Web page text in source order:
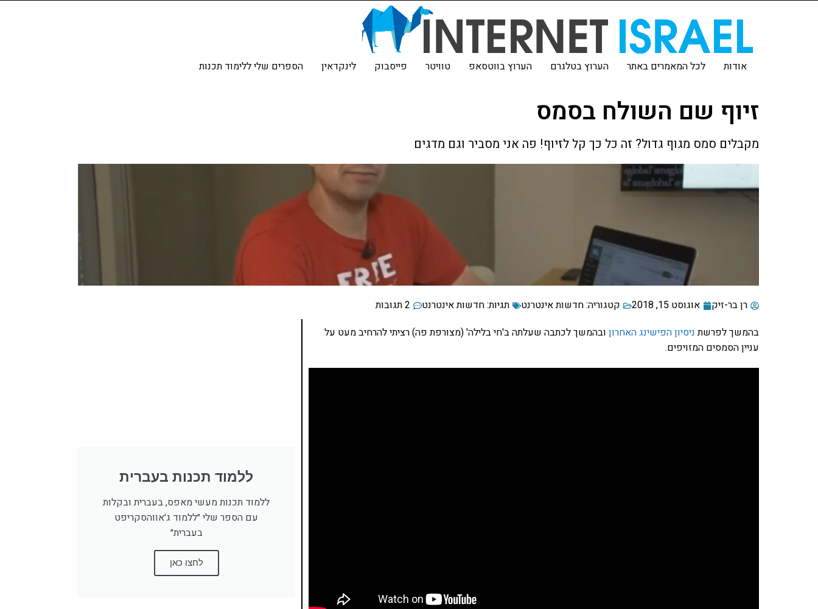
אודות לכל המאמרים באתר הערוץ בטלגרם הערוץ בווטסאפ טוויטר פייסבוק לינקדאין הספרים שלי ללימוד תכנות
זיוף שם השולח בסמס
מקבלים סמס מגוף גדול? זה כל כך קל לזיוף! פה אני מסביר וגם מדגים
רן בר-זיק אוגוסט 15, 2018 קטגוריה:חדשות אינטרנט תגיות:חדשות אינטרנט
2 תגובות
בהמשך לפרשתניסיון הפישינג האחרון ובהמשך לכתבה שעלתה ב'חי בלילה' (מצורפת פה) רציתי להרחיב מעט על
עניין הסמסים המזויפים.
ללמוד תכנות בעברית
ללמוד תכנות מעשי מאפס, בעברית ובקלות
עם הספר שלי ״ללמוד ג׳אווהסקריפט
בעברית״
לחצו כאן